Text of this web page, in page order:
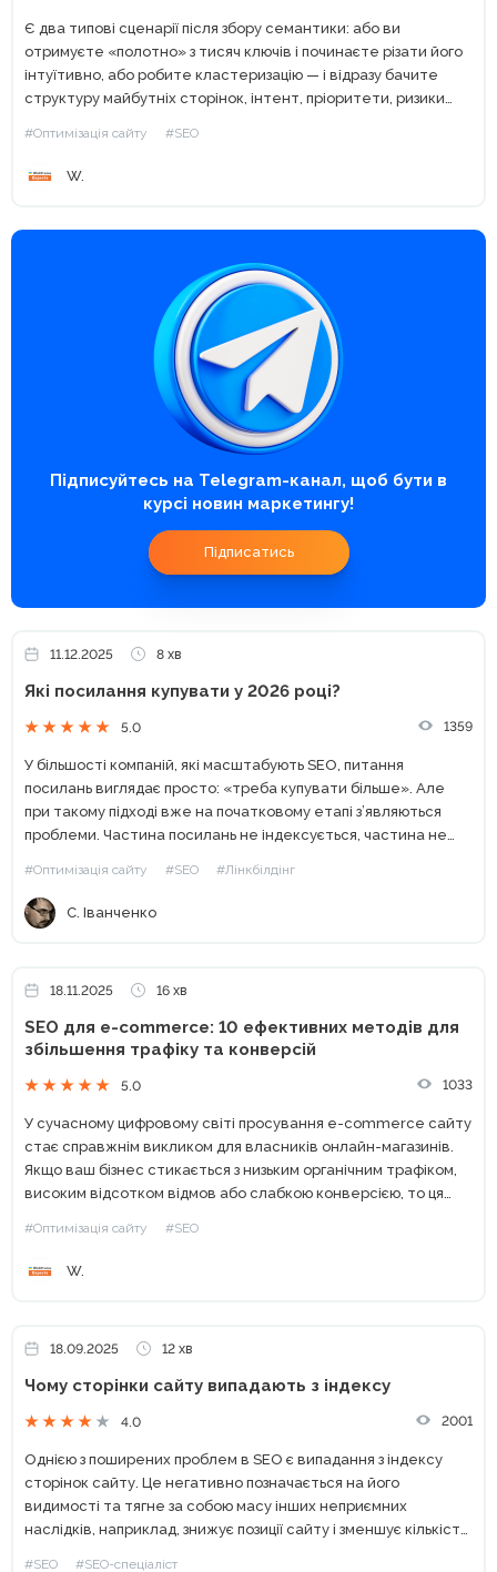
Є два типові сценарії після збору семантики: або ви
отримуєте «полотно» з тисяч ключів і починаєте різати його
інтуїтивно, або робите кластеризацію — і відразу бачите
структуру майбутніх сторінок, інтент, пріоритети, ризики
#Оптимізація сайту #SEO
W.
Підписуйтесь на Telegram-канал, щоб бути в
курсі новин маркетингу!
Підписатись
11.12.2025 8 хв
Які посилання купувати у 2026 році?
5.0 1359
У більшості компаній, які масштабують SEO, питання
посилань виглядає просто: «треба купувати більше». Але
при такому підході вже на початковому етапі з’являються
проблеми. Частина посилань не індексується, частина не
зливається в...
#Оптимізація сайту #SEO #Лінкбілдінг
С. Іванченко
18.11.2025 16 хв
SEO для e-commerce: 10 ефективних методів для
збільшення трафіку та конверсій
5.0 1033
У сучасному цифровому світі просування e-commerce сайту
стає справжнім викликом для власників онлайн-магазинів.
Якщо ваш бізнес стикається з низьким органічним трафіком,
високим відсотком відмов або слабкою конверсією, то ця
асортимент і конкурентні...
#Оптимізація сайту #SEO
W.
18.09.2025 12 хв
Чому сторінки сайту випадають з індексу
4.0 2001
Однією з поширених проблем в SEO є випадання з індексу
сторінок сайту. Це негативно позначається на його
видимості та тягне за собою масу інших неприємних
наслідків, наприклад, знижує позиції сайту і зменшує кількість
#SEO #SEO-спеціаліст